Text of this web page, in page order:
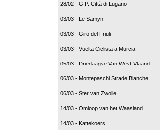
28/02 - G.P. Città di Lugano
03/03 - Le Samyn
03/03 - Giro del Friuli
03/03 - Vuelta Ciclista a Murcia
05/03 - Driedaagse Van West-Vlaand.
06/03 - Montepaschi Strade Bianche
06/03 - Ster van Zwolle
14/03 - Omloop van het Waasland
14/03 - Kattekoers